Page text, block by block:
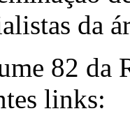
da
82 da
links: